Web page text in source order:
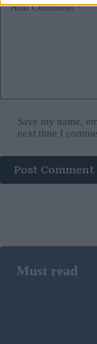
Add Comment*
Save my name,
next time I
Post Comment